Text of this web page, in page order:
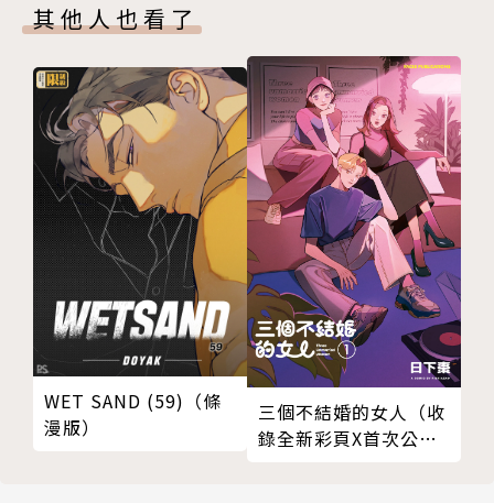
其他人也看了
WET SAND (59)（條
漫版）
三個不結婚的女人（收
錄全新彩頁X首次公開